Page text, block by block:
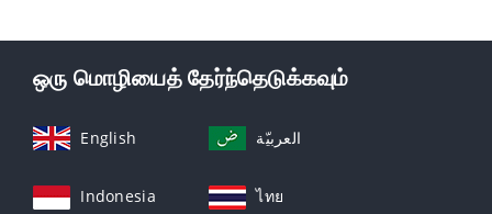
ஒரு மொழியைத் தேர்ந்தெடுக்கவும்
English العربيّة
Indonesia ไทย